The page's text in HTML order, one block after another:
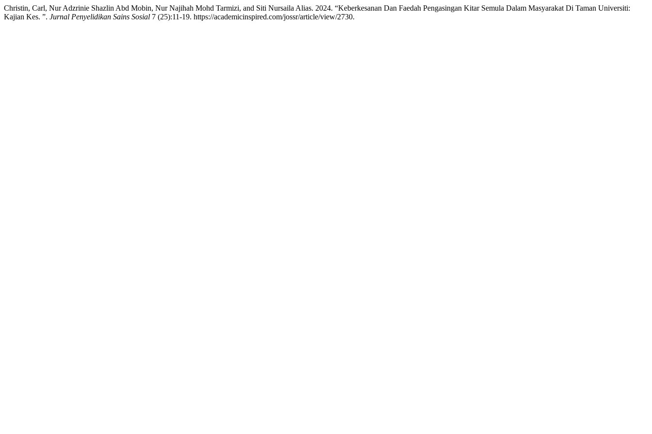
Christin, Carl, Nur Adzrinie Shazlin Abd Mobin, Nur Najihah Mohd Tarmizi, and Siti Nursaila Alias. 2024. “Keberkesanan Dan Faedah Pengasingan Kitar Semula Dalam Masyarakat Di Taman Universiti:
Kajian Kes. ”. Jurnal Penyelidikan Sains Sosial 7 (25):11-19. https://academicinspired.com/jossr/article/view/2730.